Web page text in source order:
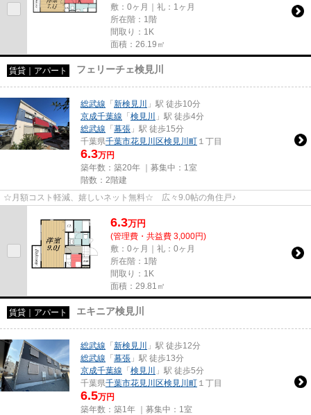
敷：0ヶ月｜礼：1ヶ月
所在階：1階
間取り：1K
面積：26.19㎡
賃貸｜アパート フェリーチェ検見川
総武線 「新検見川
」駅 徒歩10分
京成千葉線 「検見川
」駅 徒歩4分
総武線 「幕張 」駅 徒歩15分
千葉県千葉市花見川区検見川町 １丁目
6.3万円
築年数：築20年 ｜募集中： 1室
階数：2階建
☆月額コスト軽減、嬉しいネット無料☆ 広々9.0帖の角住戸♪
6.3万円
(管理費・共益費 3,000円)
敷：0ヶ月｜礼：0ヶ月
所在階：1階
間取り：1K
面積：29.81㎡
賃貸｜アパート エキニア検見川
総武線 「新検見川
」駅 徒歩12分
総武線 「幕張 」駅 徒歩13分
京成千葉線 「検見川
」駅 徒歩5分
千葉県千葉市花見川区検見川町 １丁目
6.5万円
築年数：築1年 ｜募集中： 1室